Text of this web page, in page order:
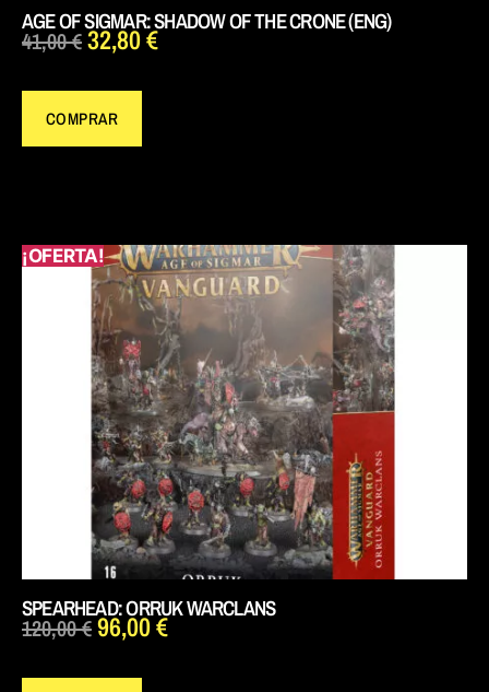
AGE OF SIGMAR: SHADOW OF THE CRONE (ENG)
41,00€32,80€
COMPRAR
¡OFERTA!
SPEARHEAD: ORRUK WARCLANS
120,00€96,00€